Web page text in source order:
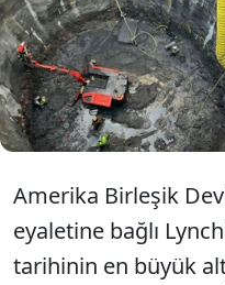
altındaki katı
aşılıyor. Sıkı
patlatma öncesi
yapılıyor.
Amerika Birleşik
eyaletine bağlı
tarihinin en büyük